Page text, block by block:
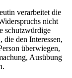
verarbeitet die
nicht
schutzwürdige
den Interessen,
überwiegen,
Ausübung